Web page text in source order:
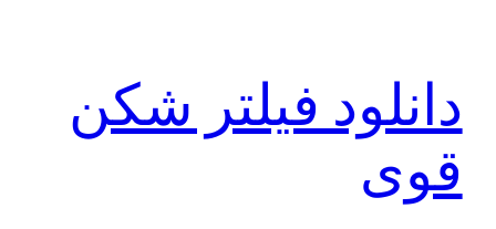
دانلود فیلتر شکن
قوی